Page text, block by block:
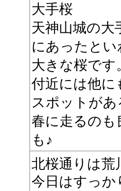
大手桜
天神山城の大
にあったとい
大きな桜です
付近には他に
スポットが
春に走るのも
も♪
北桜通りは荒
今日はすっか